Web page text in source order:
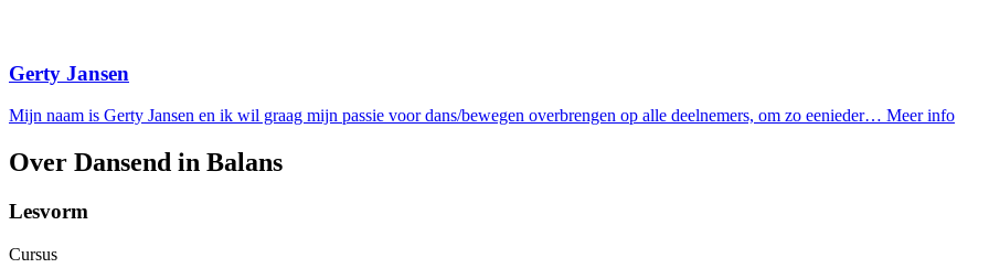
Gerty Jansen
Mijn naam is Gerty Jansen en ik wil graag mijn passie voor dans/bewegen overbrengen op alle deelnemers, om zo eenieder… Meer info
Over Dansend in Balans
Lesvorm
Cursus